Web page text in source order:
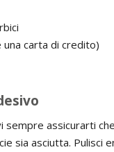
una carta di credito)
sempre assicurarti
sia asciutta. Pulisci